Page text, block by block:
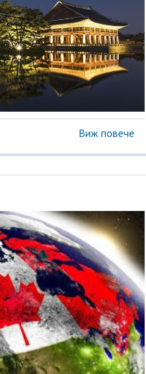
Виж повече